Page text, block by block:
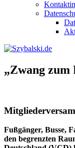
„Zwang zum
Fußgänger, Busse,
den begrenzten